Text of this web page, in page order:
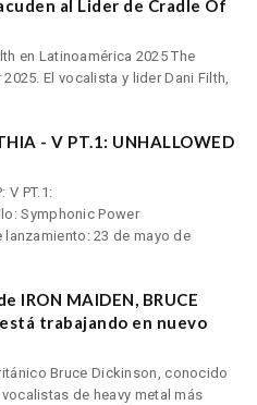
al Lider de Cradle Of
en Latinoamérica 2025 The
El vocalista y lider Dani Filth,
- V PT.1: UNHALLOWED
V PT.1:
Symphonic Power
lanzamiento: 23 de mayo de
IRON MAIDEN, BRUCE
está trabajando en nuevo
Bruce Dickinson, conocido
de heavy metal más